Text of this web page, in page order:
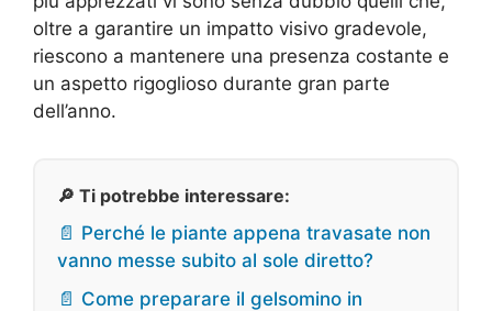
oltre a garantire un impatto visivo gradevole,
riescono a mantenere una presenza costante e
un aspetto rigoglioso durante gran parte
dell’anno.
🔎 Ti potrebbe interessare:
📄 Perché le piante appena travasate non
vanno messe subito al sole diretto?
📄 Come preparare il gelsomino in